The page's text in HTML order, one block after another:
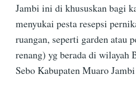
Jambi ini di khususkan bagi
menyukai pesta resepsi
ruangan, seperti garden atau
renang) yg berada di wilayah
Sebo Kabupaten Muaro